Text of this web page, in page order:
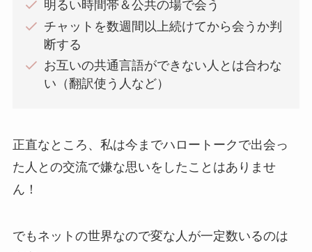
明るい時間帯＆公共の場で会う
チャットを数週間以上続けてから会うか判
断する
お互いの共通言語ができない人とは合わな
い（翻訳使う人など）
正直なところ、私は今までハロートークで出会っ
た人との交流で嫌な思いをしたことはありませ
ん！
でもネットの世界なので変な人が一定数いるのは